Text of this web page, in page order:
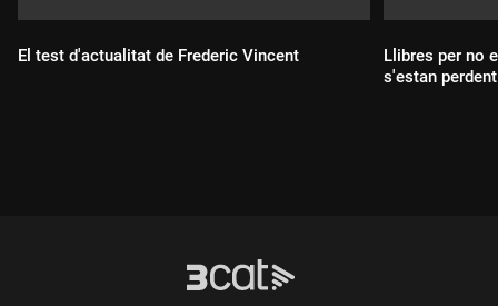
El test d'actualitat de Frederic Vincent
Llibres per no
s'estan perdent